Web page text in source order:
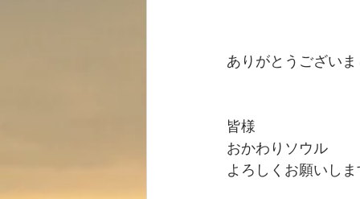
ありがとうござい
皆様
おかわりソウル
よろしくお願いし